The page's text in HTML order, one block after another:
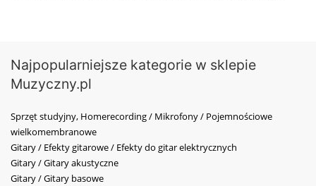
Najpopularniejsze kategorie w sklepie
Muzyczny.pl
Sprzęt studyjny, Homerecording / Mikrofony / Pojemnościowe
wielkomembranowe
Gitary / Efekty gitarowe / Efekty do gitar elektrycznych
Gitary / Gitary akustyczne
Gitary / Gitary basowe